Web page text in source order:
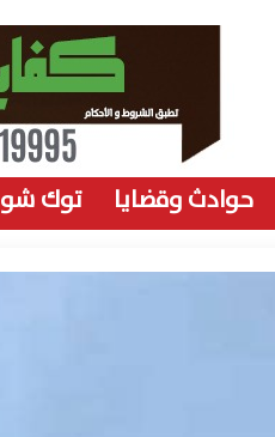
حوادث وقضايا توك شو